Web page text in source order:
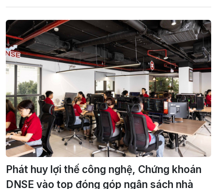
Phát huy lợi thế công nghệ, Chứng khoán
DNSE vào top đóng góp ngân sách nhà